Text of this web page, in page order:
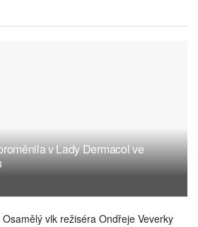
v Lady Dermacol ve
vlk režiséra Ondřeje Veverky